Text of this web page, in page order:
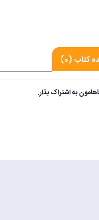
کتاب (0)
به اشتراک بذار.